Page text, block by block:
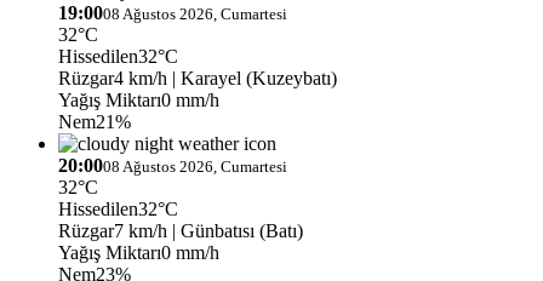
19:0008 Ağustos 2026, Cumartesi
32°C
Hissedilen32°C
Rüzgar4 km/h | Karayel (Kuzeybatı)
Yağış Miktarı0 mm/h
Nem21%
20:0008 Ağustos 2026, Cumartesi
32°C
Hissedilen32°C
Rüzgar7 km/h | Günbatısı (Batı)
Yağış Miktarı0 mm/h
Nem23%